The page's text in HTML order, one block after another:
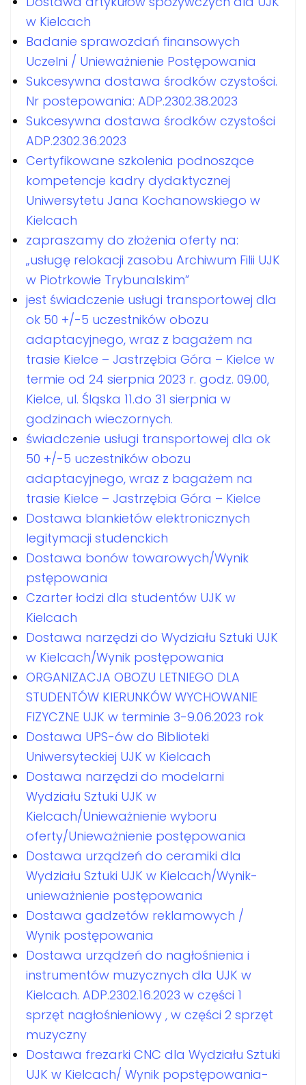
w Kielcach
Badanie sprawozdań finansowych
Uczelni / Unieważnienie Postępowania
Sukcesywna dostawa środków czystości.
Nr postepowania: ADP.2302.38.2023
Sukcesywna dostawa środków czystości
ADP.2302.36.2023
Certyfikowane szkolenia podnoszące
kompetencje kadry dydaktycznej
Uniwersytetu Jana Kochanowskiego w
Kielcach
zapraszamy do złożenia oferty na:
„usługę relokacji zasobu Archiwum Filii UJK
w Piotrkowie Trybunalskim”
jest świadczenie usługi transportowej dla
ok 50 +/-5 uczestników obozu
adaptacyjnego, wraz z bagażem na
trasie Kielce – Jastrzębia Góra – Kielce w
termie od 24 sierpnia 2023 r. godz. 09.00,
Kielce, ul. Śląska 11.do 31 sierpnia w
godzinach wieczornych.
świadczenie usługi transportowej dla ok
50 +/-5 uczestników obozu
adaptacyjnego, wraz z bagażem na
trasie Kielce – Jastrzębia Góra – Kielce
Dostawa blankietów elektronicznych
legitymacji studenckich
Dostawa bonów towarowych/Wynik
pstępowania
Czarter łodzi dla studentów UJK w
Kielcach
Dostawa narzędzi do Wydziału Sztuki UJK
w Kielcach/Wynik postępowania
ORGANIZACJA OBOZU LETNIEGO DLA
STUDENTÓW KIERUNKÓW WYCHOWANIE
FIZYCZNE UJK w terminie 3-9.06.2023 rok
Dostawa UPS-ów do Biblioteki
Uniwersyteckiej UJK w Kielcach
Dostawa narzędzi do modelarni
Wydziału Sztuki UJK w
Kielcach/Unieważnienie wyboru
oferty/Unieważnienie postępowania
Dostawa urządzeń do ceramiki dla
Wydziału Sztuki UJK w Kielcach/Wynik-
unieważnienie postępowania
Dostawa gadzetów reklamowych /
Wynik postępowania
Dostawa urządzeń do nagłośnienia i
instrumentów muzycznych dla UJK w
Kielcach. ADP.2302.16.2023 w części 1
sprzęt nagłośnieniowy , w części 2 sprzęt
muzyczny
Dostawa frezarki CNC dla Wydziału Sztuki
UJK w Kielcach/ Wynik popstępowania-